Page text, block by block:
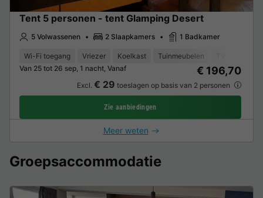
Tent 5 personen - tent Glamping Desert
5 Volwassenen 2 Slaapkamers 1 Badkamer
Wi-Fi toegang Vriezer Koelkast Tuinmeubelen
Van 25 tot 26 sep, 1 nacht, Vanaf
€ 196,70
Excl. € 29 toeslagen op basis van 2 personen
Zie aanbiedingen
Meer weten
Groepsaccommodatie